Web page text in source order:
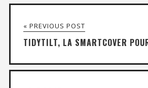
« PREVIOUS POST
TIDYTILT, LA SMARTCOVER